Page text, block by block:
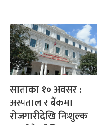
साताका १० अवसर :
अस्पताल र बैंकमा
रोजगारीदेखि निःशुल्क